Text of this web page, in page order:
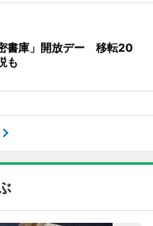
書庫」開放デー 移転20
も